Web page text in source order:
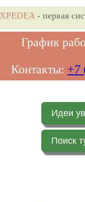
- первая
График
Контакты: +7
Идеи
Поиск